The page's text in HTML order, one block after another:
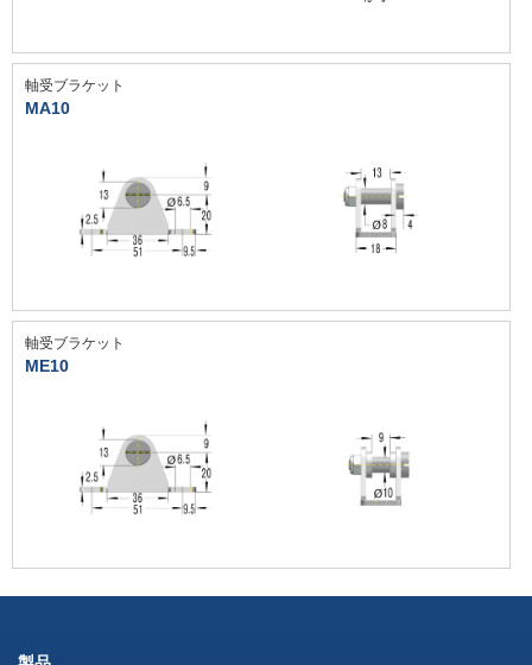
軸受ブラケット
MA10
軸受ブラケット
ME10